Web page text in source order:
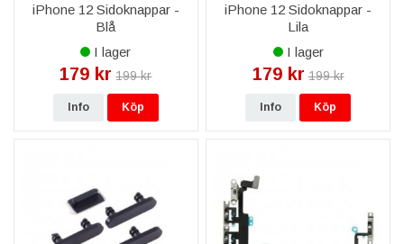
iPhone 12 Sidoknappar -
Blå
I lager
179 kr 199 kr
Info Köp
iPhone 12 Sidoknappar -
Lila
I lager
179 kr 199 kr
Info Köp